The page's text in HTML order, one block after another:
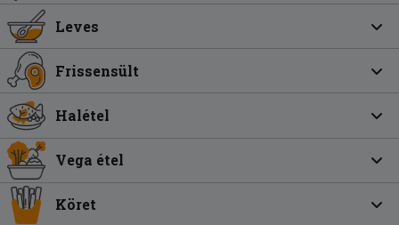
Leves
Frissensült
Halétel
Vega étel
Köret